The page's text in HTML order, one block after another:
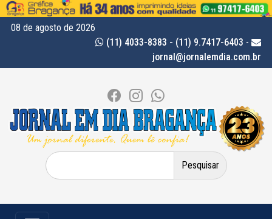
08 de agosto de 2026
(11) 4033-8383 - (11) 9.7417-6403 -
jornal@jornalemdia.com.br
Pesquisar
por: